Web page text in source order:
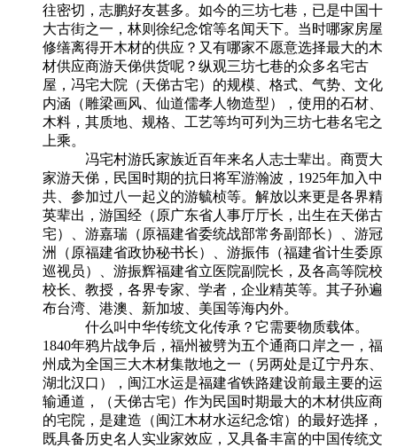
往密切，志鹏好友甚多。如今的三坊七巷，已是中国十
大古街之一，林则徐纪念馆等名闻天下。当时哪家房屋
修缮离得开木材的供应？又有哪家不愿意选择最大的木
材供应商游天俤供货呢？纵观三坊七巷的众多名宅古
屋，冯宅大院（天俤古宅）的规模、格式、气势、文化
内涵（雕梁画风、仙道儒孝人物造型），使用的石材、
木料，其质地、规格、工艺等均可列为三坊七巷名宅之
上乘。
冯宅村游氏家族近百年来名人志士辈出。商贾大
家游天俤，民国时期的抗日将军游瀚波，1925年加入中
共、参加过八一起义的游毓桢等。解放以来更是各界精
英辈出，游国经（原广东省人事厅厅长，出生在天俤古
宅）、游嘉瑞（原福建省委统战部常务副部长）、游冠
洲（原福建省政协秘书长）、游振伟（福建省计生委原
巡视员）、游振辉福建省立医院副院长，及各高等院校
校长、教授，各界专家、学者，企业精英等。其子孙遍
布台湾、港澳、新加坡、美国等海内外。
什么叫中华传统文化传承？它需要物质载体。
1840年鸦片战争后，福州被劈为五个通商口岸之一，福
州成为全国三大木材集散地之一（另两处是辽宁丹东、
湖北汉口），闽江水运是福建省铁路建设前最主要的运
输通道，（天俤古宅）作为民国时期最大的木材供应商
的宅院，是建造（闽江木材水运纪念馆）的最好选择，
既具备历史名人实业家效应，又具备丰富的中国传统文